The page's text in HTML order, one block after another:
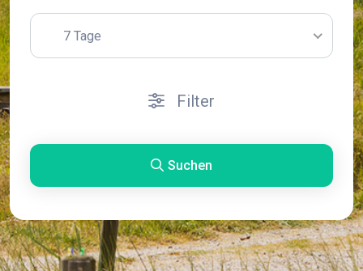
7 Tage
Filter
Suchen